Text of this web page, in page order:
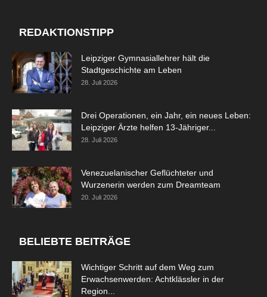
REDAKTIONSTIPP
Leipziger Gymnasiallehrer hält die
Stadtgeschichte am Leben
28. Juli 2026
Drei Operationen, ein Jahr, ein neues Leben:
Leipziger Ärzte helfen 13-Jähriger...
28. Juli 2026
Venezuelanischer Geflüchteter und
Wurzenerin werden zum Dreamteam
20. Juli 2026
BELIEBTE BEITRÄGE
Wichtiger Schritt auf dem Weg zum
Erwachsenwerden: Achtklässler in der
Region...